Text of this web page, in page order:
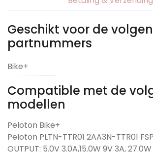
Geschikt voor de
partnummers
Bike+
Compatible met de
modellen
Peloton Bike+
Peloton PLTN-TTR01 2AA3N-TTR01
OUTPUT: 5.0V 3.0A,15.0W 9V 3A,